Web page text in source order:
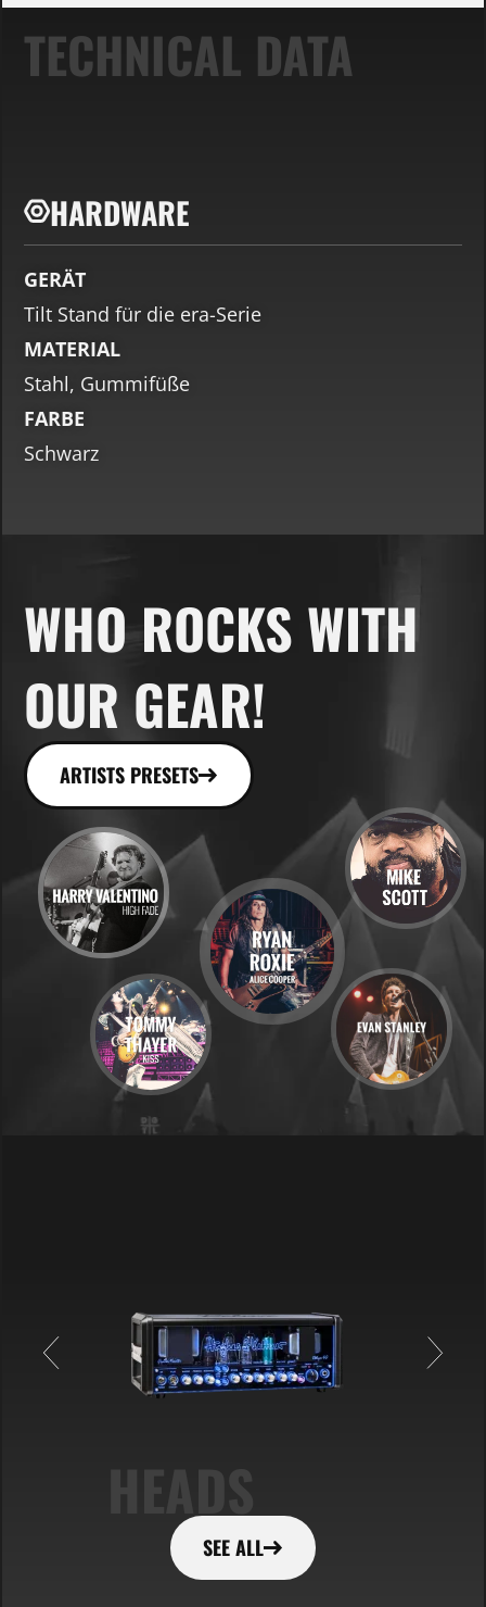
TECHNICAL DATA
HARDWARE
GERÄT
Tilt Stand für die era-Serie
MATERIAL
Stahl, Gummifüße
FARBE
Schwarz
WHO ROCKS WITH
OUR GEAR!
ARTISTS PRESETS
HEADS
SEE ALL